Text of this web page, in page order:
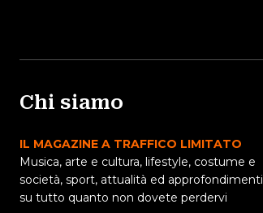
Chi siamo
IL MAGAZINE A TRAFFICO LIMITATO
Musica, arte e cultura, lifestyle, costume e
società, sport, attualità ed approfondimenti
su tutto quanto non dovete perdervi